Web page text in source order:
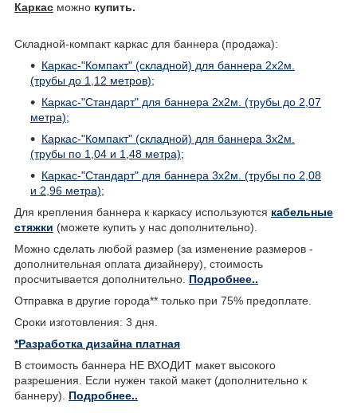
Каркас можно купить.
Складной-компакт каркас для баннера (продажа):
Каркас-"Компакт" (складной) для баннера 2х2м.
(трубы до 1,12 метров);
Каркас-"Стандарт" для баннера 2х2м. (трубы до 2,07
метра);
Каркас-"Компакт" (складной) для баннера 3х2м.
(трубы по 1,04 и 1,48 метра);
Каркас-"Стандарт" для баннера 3х2м. (трубы по 2,08
и 2,96 метра);
Для крепления баннера к каркасу используются кабельные
стяжки (можете купить у нас дополнительно).
Можно сделать любой размер (за изменение размеров -
дополнительная оплата дизайнеру), стоимость
просчитывается дополнительно. Подробнее..
Отправка в другие города** только при 75% предоплате.
Сроки изготовления: 3 дня.
*Разработка дизайна платная
В стоимость баннера НЕ ВХОДИТ макет высокого
разрешения. Если нужен такой макет (дополнительно к
баннеру). Подробнее..